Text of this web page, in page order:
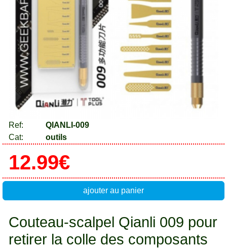
Ref:
QIANLI-009
Cat:
outils
12.99€
ajouter au panier
Couteau-scalpel Qianli 009 pour
retirer la colle des composants